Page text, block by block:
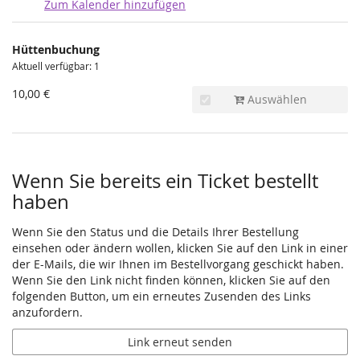
Zum Kalender hinzufügen
Produkte
Unkategorisierte
Produkte
Hüttenbuchung
Aktuell verfügbar: 1
10,00 € Auswählen
Wenn Sie bereits ein Ticket bestellt
haben
Wenn Sie den Status und die Details Ihrer Bestellung
einsehen oder ändern wollen, klicken Sie auf den Link in einer
der E-Mails, die wir Ihnen im Bestellvorgang geschickt haben.
Wenn Sie den Link nicht finden können, klicken Sie auf den
folgenden Button, um ein erneutes Zusenden des Links
anzufordern.
Link erneut senden